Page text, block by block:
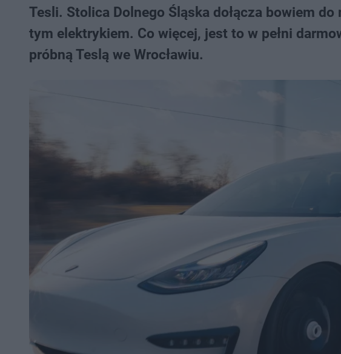
Tesli. Stolica Dolnego Śląska dołącza bowiem
tym elektrykiem. Co więcej, jest to w pełni
próbną Teslą we Wrocławiu.